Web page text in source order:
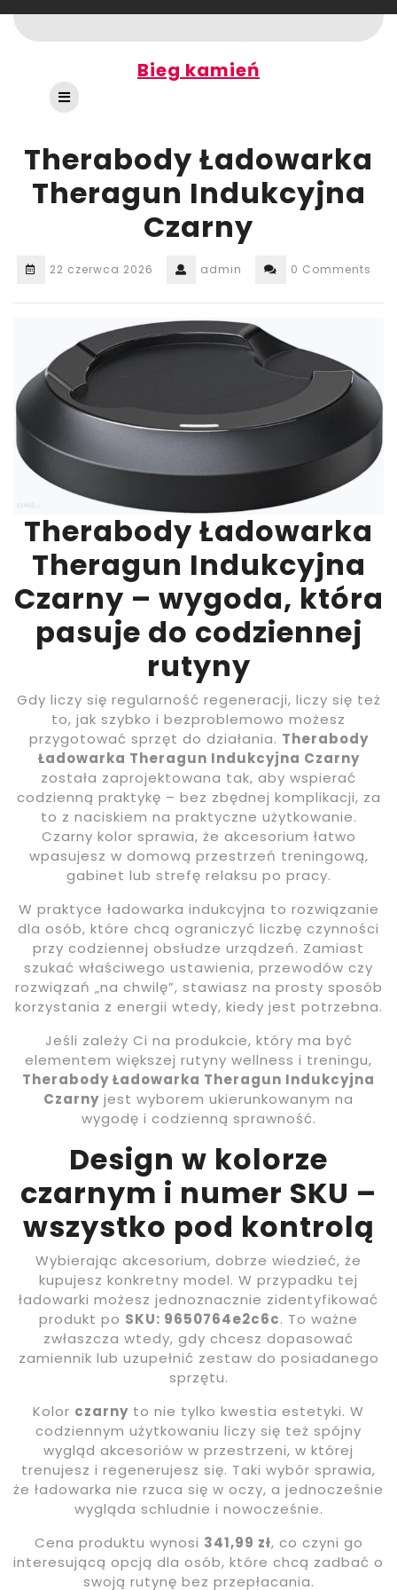
to
content
Bieg kamień
Open
Button
Therabody Ładowarka
Theragun Indukcyjna
Czarny
22 czerwca 2026 admin 0 Comments
Therabody Ładowarka
Theragun Indukcyjna
Czarny – wygoda, która
pasuje do codziennej
rutyny
Gdy liczy się regularność regeneracji, liczy się też
to, jak szybko i bezproblemowo możesz
przygotować sprzęt do działania. Therabody
Ładowarka Theragun Indukcyjna Czarny
została zaprojektowana tak, aby wspierać
codzienną praktykę – bez zbędnej komplikacji, za
to z naciskiem na praktyczne użytkowanie.
Czarny kolor sprawia, że akcesorium łatwo
wpasujesz w domową przestrzeń treningową,
gabinet lub strefę relaksu po pracy.
W praktyce ładowarka indukcyjna to rozwiązanie
dla osób, które chcą ograniczyć liczbę czynności
przy codziennej obsłudze urządzeń. Zamiast
szukać właściwego ustawienia, przewodów czy
rozwiązań „na chwilę”, stawiasz na prosty sposób
korzystania z energii wtedy, kiedy jest potrzebna.
Jeśli zależy Ci na produkcie, który ma być
elementem większej rutyny wellness i treningu,
Therabody Ładowarka Theragun Indukcyjna
Czarny jest wyborem ukierunkowanym na
wygodę i codzienną sprawność.
Design w kolorze
czarnym i numer SKU –
wszystko pod kontrolą
Wybierając akcesorium, dobrze wiedzieć, że
kupujesz konkretny model. W przypadku tej
ładowarki możesz jednoznacznie zidentyfikować
produkt po SKU: 9650764e2c6c. To ważne
zwłaszcza wtedy, gdy chcesz dopasować
zamiennik lub uzupełnić zestaw do posiadanego
sprzętu.
Kolor czarny to nie tylko kwestia estetyki. W
codziennym użytkowaniu liczy się też spójny
wygląd akcesoriów w przestrzeni, w której
trenujesz i regenerujesz się. Taki wybór sprawia,
że ładowarka nie rzuca się w oczy, a jednocześnie
wygląda schludnie i nowocześnie.
Cena produktu wynosi 341,99 zł, co czyni go
interesującą opcją dla osób, które chcą zadbać o
swoją rutynę bez przepłacania.